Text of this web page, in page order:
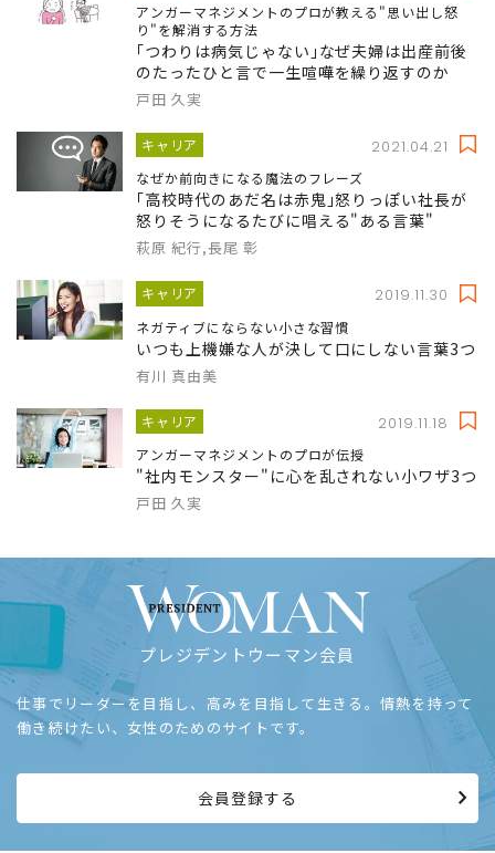
アンガーマネジメントのプロが教える"思い出し怒
り"を解消する方法
｢つわりは病気じゃない｣なぜ夫婦は出産前後
のたったひと言で一生喧嘩を繰り返すのか
戸田 久実
キャリア 2021.04.21
なぜか前向きになる魔法のフレーズ
｢高校時代のあだ名は赤鬼｣怒りっぽい社長が
怒りそうになるたびに唱える"ある言葉"
萩原 紀行,長尾 彰
キャリア 2019.11.30
ネガティブにならない小さな習慣
いつも上機嫌な人が決して口にしない言葉3つ
有川 真由美
キャリア 2019.11.18
アンガーマネジメントのプロが伝授
"社内モンスター"に心を乱されない小ワザ3つ
戸田 久実
プレジデントウーマン会員
仕事でリーダーを目指し、高みを目指して生きる。情熱を持って
働き続けたい、女性のためのサイトです。
会員登録する